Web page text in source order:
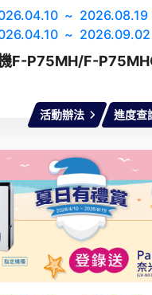
~ 2026.08.19
~ 2026.09.02
F-P75MH/F-
活動辦法 進度查